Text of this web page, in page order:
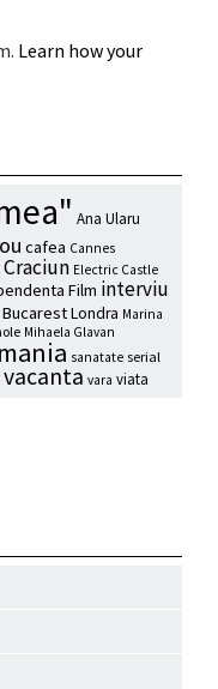
Learn how your
Ana Ularu
cafea Cannes
Craciun Electric Castle
Film interviu
Londra Marina
Mihaela Glavan
sanatate serial
vacanta vara viata